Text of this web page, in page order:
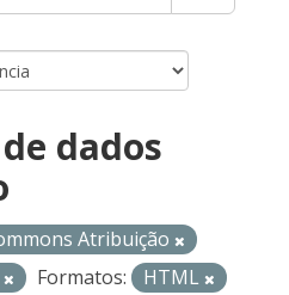
dados
Atribuição
Formatos:
HTML